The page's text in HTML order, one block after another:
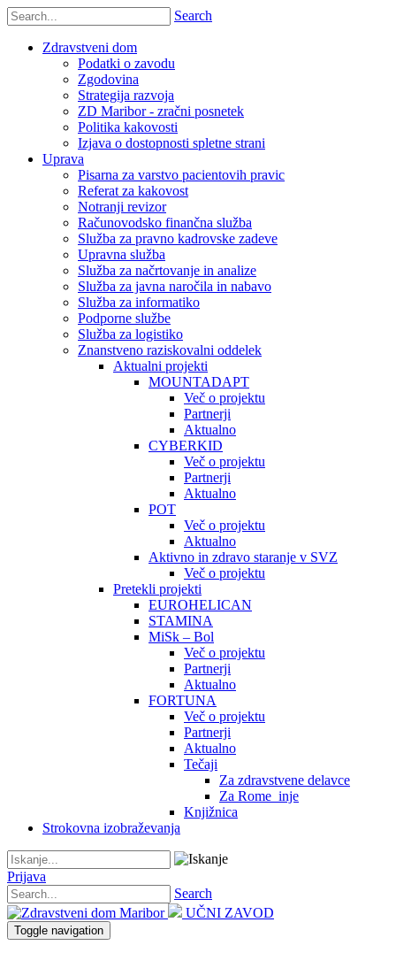
Search
Zdravstveni dom
Podatki o zavodu
Zgodovina
Strategija razvoja
ZD Maribor - zračni posnetek
Politika kakovosti
Izjava o dostopnosti spletne strani
Uprava
Pisarna za varstvo pacientovih pravic
Referat za kakovost
Notranji revizor
Računovodsko finančna služba
Služba za pravno kadrovske zadeve
Upravna služba
Služba za načrtovanje in analize
Služba za javna naročila in nabavo
Služba za informatiko
Podporne službe
Služba za logistiko
Znanstveno raziskovalni oddelek
Aktualni projekti
MOUNTADAPT
Več o projektu
Partnerji
Aktualno
CYBERKID
Več o projektu
Partnerji
Aktualno
POT
Več o projektu
Aktualno
Aktivno in zdravo staranje v SVZ
Več o projektu
Pretekli projekti
EUROHELICAN
STAMINA
MiSk – Bol
Več o projektu
Partnerji
Aktualno
FORTUNA
Več o projektu
Partnerji
Aktualno
Tečaji
Za zdravstvene delavce
Za Rome_inje
Knjižnica
Strokovna izobraževanja
Prijava
Search
UČNI ZAVOD
Toggle navigation